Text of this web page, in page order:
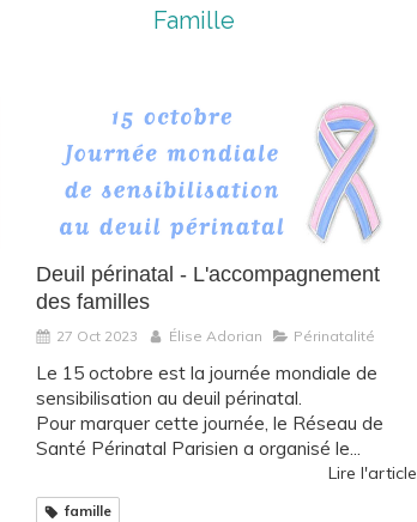
Famille
Deuil périnatal - L'accompagnement
des familles
27 Oct 2023 Élise Adorian Périnatalité
Le 15 octobre est la journée mondiale de
sensibilisation au deuil périnatal.
Pour marquer cette journée, le Réseau de
Santé Périnatal Parisien a organisé le...
Lire l'article
famille